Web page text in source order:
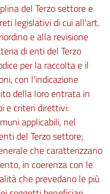
del Terzo settore e
legislativi di cui all'art.
e alla revisione
di enti del Terzo
per la raccolta e il
con l'indicazione
della loro entrata in
e criteri direttivi:
applicabili, nel
del Terzo settore;
che caratterizzano
in coerenza con le
che prevedano le più